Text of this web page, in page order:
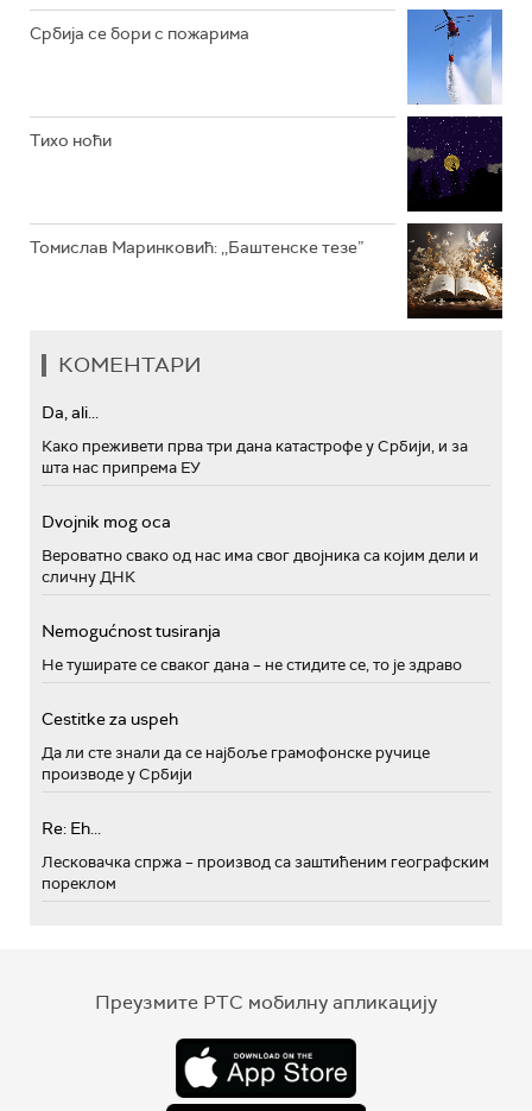
Србија се бори с пожарима
Тихо ноћи
Томислав Маринковић: ,,Баштенске тезе”
КОМЕНТАРИ
Da, ali...
Како преживети прва три дана катастрофе у Србији, и за
шта нас припрема ЕУ
Dvojnik mog oca
Вероватно свако од нас има свог двојника са којим дели и
сличну ДНК
Nemogućnost tusiranja
Не туширате се сваког дана – не стидите се, то је здраво
Cestitke za uspeh
Да ли сте знали да се најбоље грамофонске ручице
производе у Србији
Re: Eh...
Лесковачка спржа – производ са заштићеним географским
пореклом
Преузмите РТС мобилну апликацију